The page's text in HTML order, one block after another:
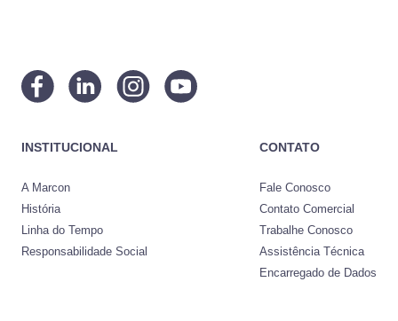
INSTITUCIONAL
A Marcon
História
Linha do Tempo
Responsabilidade Social
CONTATO
Fale Conosco
Contato Comercial
Trabalhe Conosco
Assistência Técnica
Encarregado de Dados